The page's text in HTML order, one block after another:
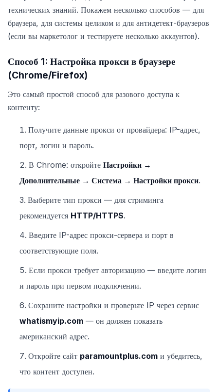
технических знаний. Покажем несколько способов — для
браузера, для системы целиком и для антидетект-браузеров
(если вы маркетолог и тестируете несколько аккаунтов).
Способ 1: Настройка прокси в браузере
(Chrome/Firefox)
Это самый простой способ для разового доступа к
контенту:
Получите данные прокси от провайдера: IP-адрес,
порт, логин и пароль.
В Chrome: откройте Настройки →
Дополнительные → Система → Настройки прокси.
Выберите тип прокси — для стриминга
рекомендуется HTTP/HTTPS.
Введите IP-адрес прокси-сервера и порт в
соответствующие поля.
Если прокси требует авторизацию — введите логин
и пароль при первом подключении.
Сохраните настройки и проверьте IP через сервис
whatismyip.com — он должен показать
американский адрес.
Откройте сайт paramountplus.com и убедитесь,
что контент доступен.